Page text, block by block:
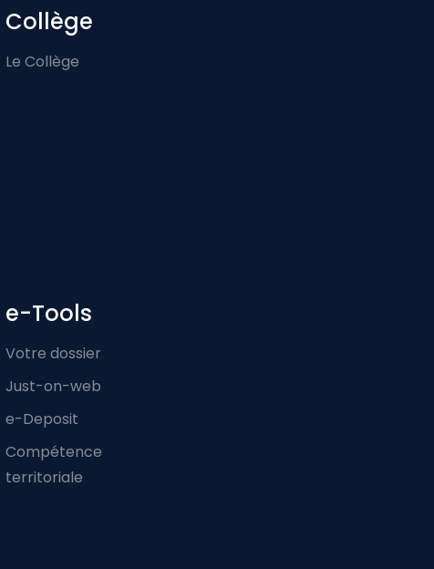
Collège
Le Collège
e-Tools
Votre dossier
Just-on-web
e-Deposit
Compétence
territoriale